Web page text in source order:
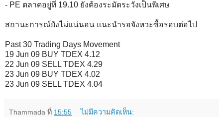
- PE ตลาดอยู่ที่ 19.10 ยังต้องระมัดระวังเป็นพิเศษ
สถานะการณ์ยังไม่แน่นอน แนะนำรอจังหวะซื้อรอบต่อไป
Past 30 Trading Days Movement
19 Jun 09 BUY TDEX 4.12
22 Jun 09 SELL TDEX 4.29
23 Jun 09 BUY TDEX 4.02
23 Jun 09 SELL TDEX 4.04
Thammada ที่ 15:55 ไม่มีความคิดเห็น: